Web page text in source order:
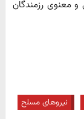
و معنوی رزمندگان
نیروهای مسلح